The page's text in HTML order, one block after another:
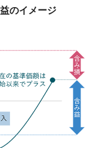
のイメージ